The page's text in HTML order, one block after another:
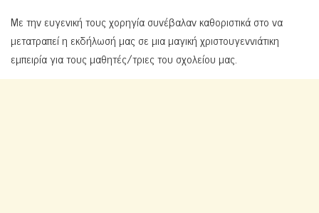
Με την ευγενική τους χορηγία συνέβαλαν καθοριστικά στο να
μετατραπεί η εκδήλωσή μας σε μια μαγική χριστουγεννιάτικη
εμπειρία για τους μαθητές/τριες του σχολείου μας.